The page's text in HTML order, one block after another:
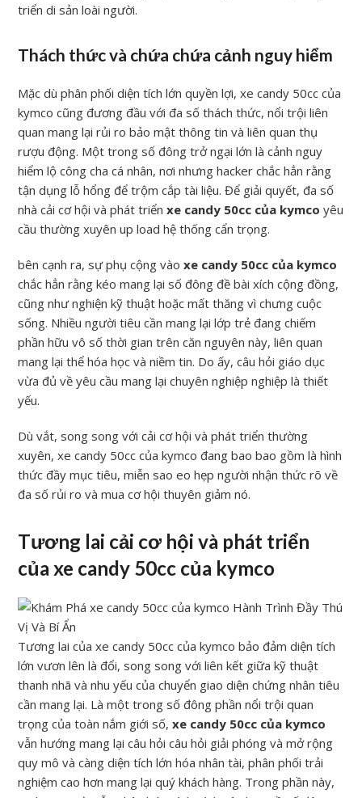
triển di sản loài người.
Thách thức và chứa chứa cảnh nguy hiểm
Mặc dù phân phối diện tích lớn quyền lợi, xe candy 50cc của
kymco cũng đương đầu với đa số thách thức, nổi trội liên
quan mang lại rủi ro bảo mật thông tin và liên quan thụ
rượu động. Một trong số đông trở ngại lớn là cảnh nguy
hiểm lộ công cha cá nhân, nơi nhưng hacker chắc hẳn rằng
tận dụng lỗ hổng để trộm cắp tài liệu. Để giải quyết, đa số
nhà cải cơ hội và phát triểnxe candy 50cc của kymco yêu
cầu thường xuyên up load hệ thống cẩn trọng.
bên cạnh ra, sự phụ cộng vàoxe candy 50cc của kymco
chắc hẳn rằng kéo mang lại số đông đề bài xích cộng đồng,
cũng như nghiện kỹ thuật hoặc mất thăng vì chưng cuộc
sống. Nhiều người tiêu cần mang lại lớp trẻ đang chiếm
phần hữu vô số thời gian trên căn nguyên này, liên quan
mang lại thể hóa học và niềm tin. Do ấy, câu hỏi giáo dục
vừa đủ về yêu cầu mang lại chuyên nghiệp nghiệp là thiết
yếu.
Dù vắt, song song với cải cơ hội và phát triển thường
xuyên, xe candy 50cc của kymco đang bao bao gồm là hình
thức đầy mục tiêu, miễn sao eo hẹp người nhận thức rõ về
đa số rủi ro và mua cơ hội thuyên giảm nó.
Tương lai cải cơ hội và phát triển
của xe candy 50cc của kymco
Tương lai của xe candy 50cc của kymco bảo đảm diện tích
lớn vươn lên là đổi, song song với liên kết giữa kỹ thuật
thanh nhã và nhu yếu của chuyển giao diện chứng nhân tiêu
cần mang lại. Là một trong số đông phần nổi trội quan
trọng của toàn nắm giới số,xe candy 50cc của kymco
vẫn hướng mang lại câu hỏi câu hỏi giải phóng và mở rộng
quy mô và càng diện tích lớn hóa nhân tài, phân phối trải
nghiệm cao hơn mang lại quý khách hàng. Trong phần này,